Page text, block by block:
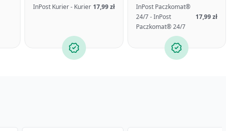
InPost Kurier - Kurier 17,99 zł
InPost Paczkomat®
24/7 - InPost
Paczkomat® 24/7
17,99 zł